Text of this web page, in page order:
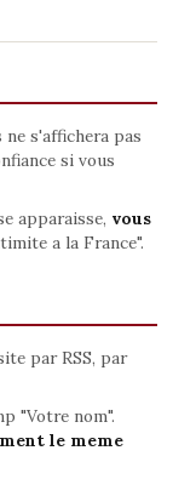
s'affichera pas
si vous
apparaisse, vous
a la France".
par RSS, par
"Votre nom".
le meme